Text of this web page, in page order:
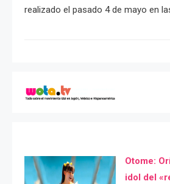
realizado el pasado 4 de mayo en
Otome:
idol del